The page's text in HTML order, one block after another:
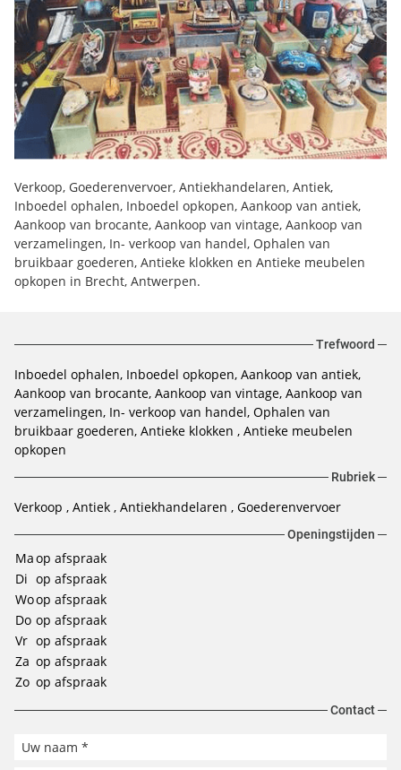
Verkoop, Goederenvervoer, Antiekhandelaren, Antiek,
Inboedel ophalen, Inboedel opkopen, Aankoop van antiek,
Aankoop van brocante, Aankoop van vintage, Aankoop van
verzamelingen, In- verkoop van handel, Ophalen van
bruikbaar goederen, Antieke klokken en Antieke meubelen
opkopen in Brecht, Antwerpen.
Trefwoord
Inboedel ophalen, Inboedel opkopen, Aankoop van antiek,
Aankoop van brocante, Aankoop van vintage, Aankoop van
verzamelingen, In- verkoop van handel, Ophalen van
bruikbaar goederen, Antieke klokken , Antieke meubelen
opkopen
Rubriek
Verkoop Antiek Antiekhandelaren Goederenvervoer
Openingstijden
Maop afspraak
Di op afspraak
Woop afspraak
Do op afspraak
Vr op afspraak
Za op afspraak
Zo op afspraak
Contact